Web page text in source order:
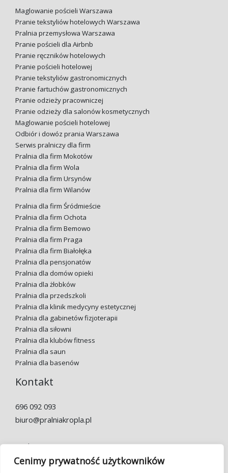
Cenimy prywatność użytkowników
Maglowanie pościeli Warszawa
Pranie tekstyliów hotelowych Warszawa
Pralnia przemysłowa Warszawa
Pranie pościeli dla Airbnb
Pranie ręczników hotelowych
Pranie pościeli hotelowej
Pranie tekstyliów gastronomicznych
Pranie fartuchów gastronomicznych
Pranie odzieży pracowniczej
Pranie odzieży dla salonów kosmetycznych
Maglowanie pościeli hotelowej
Odbiór i dowóz prania Warszawa
Serwis pralniczy dla firm
Pralnia dla firm Mokotów
Pralnia dla firm Wola
Pralnia dla firm Ursynów
Pralnia dla firm Wilanów
Pralnia dla firm Śródmieście
Pralnia dla firm Ochota
Pralnia dla firm Bemowo
Pralnia dla firm Praga
Pralnia dla firm Białołęka
Pralnia dla pensjonatów
Pralnia dla domów opieki
Pralnia dla żłobków
Pralnia dla przedszkoli
Pralnia dla klinik medycyny estetycznej
Pralnia dla gabinetów fizjoterapii
Pralnia dla siłowni
Pralnia dla klubów fitness
Pralnia dla saun
Pralnia dla basenów
Kontakt
696 092 093
biuro@pralniakropla.pl
Godziny otwarcia:
Pon.-pt. 7:00 – 22:00